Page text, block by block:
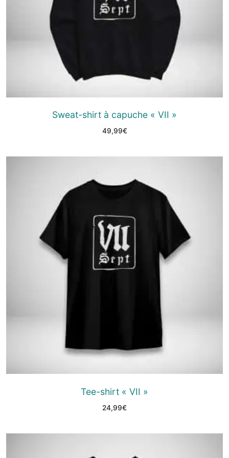
Sweat-shirt à capuche « VII »
49,99€
Tee-shirt « VII »
24,99€